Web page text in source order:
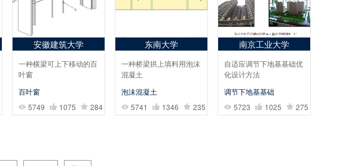
安徽建筑大学
一种横梁可上下移动的百
叶窗
百叶窗
5749
1075 284
东南大学
一种桥梁拱上填料用泡沫
混凝土
泡沫混凝土
5741
1346 235
南京工业大学
自适应调节下地基基础优
化设计方法
调节下地基基础
5723
1025 275